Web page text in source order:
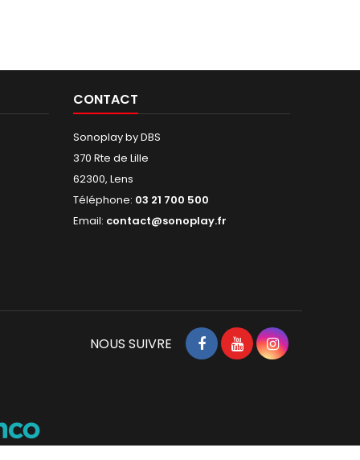
CONTACT
Sonoplay by DBS
370 Rte de Lille
62300, Lens
Téléphone: 03 21 700 500
Email: contact@sonoplay.fr
NOUS SUIVRE